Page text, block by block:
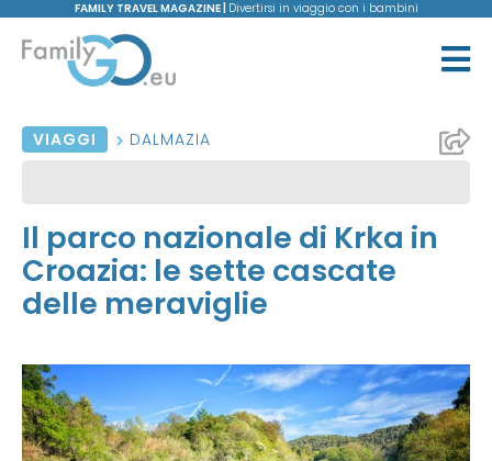
FAMILY TRAVEL MAGAZINE | Divertirsi in viaggio con i bambini
VIAGGI DALMAZIA
Il parco nazionale di Krka in
Croazia: le sette cascate
delle meraviglie